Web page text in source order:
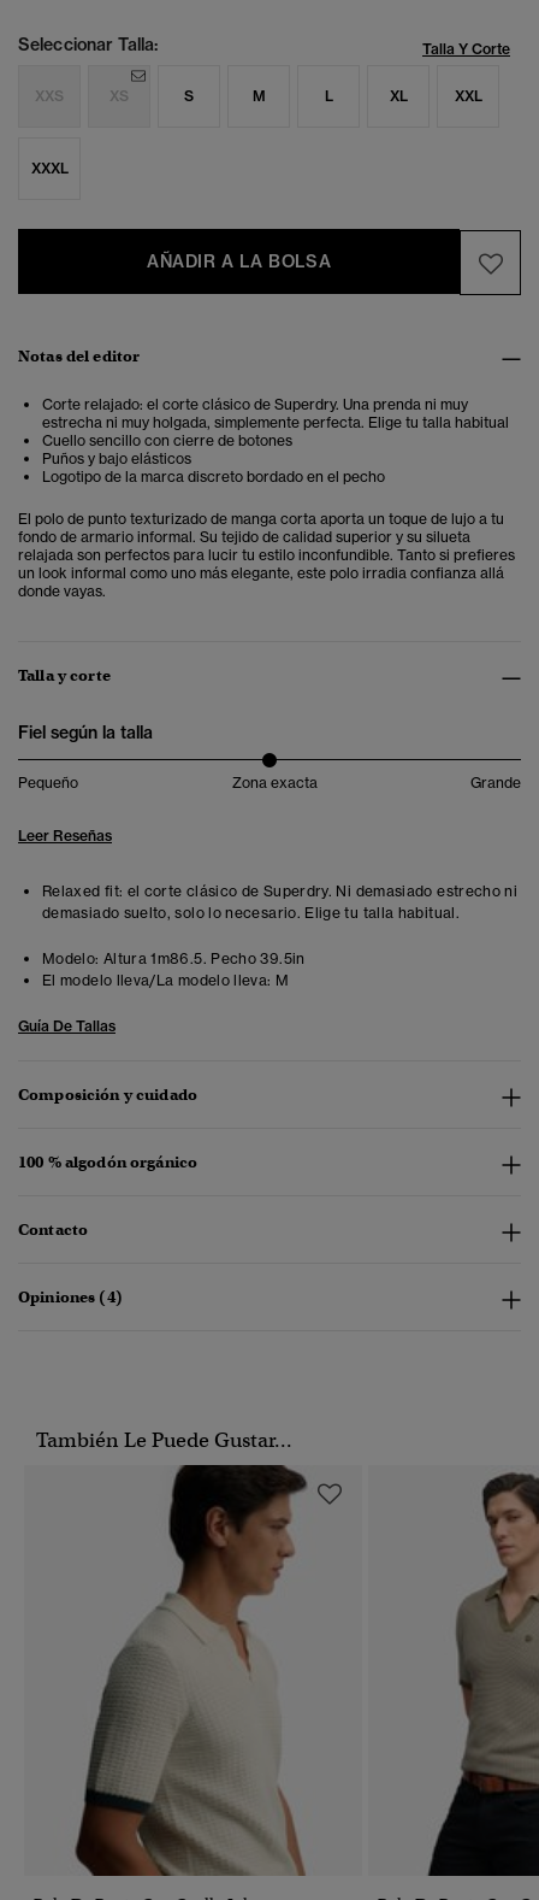
Seleccionar Talla: Talla Y Corte
XXS XS S M L XL XXL
XXXL
AÑADIR A LA BOLSA
Notas del editor
Corte relajado: el corte clásico de Superdry. Una prenda ni muy
estrecha ni muy holgada, simplemente perfecta. Elige tu talla habitual
Cuello sencillo con cierre de botones
Puños y bajo elásticos
Logotipo de la marca discreto bordado en el pecho
El polo de punto texturizado de manga corta aporta un toque de lujo a tu
fondo de armario informal. Su tejido de calidad superior y su silueta
relajada son perfectos para lucir tu estilo inconfundible. Tanto si prefieres
un look informal como uno más elegante, este polo irradia confianza allá
donde vayas.
Talla y corte
Fiel según la talla
Pequeño Zona exacta Grande
Leer Reseñas
Relaxed fit: el corte clásico de Superdry. Ni demasiado estrecho ni
demasiado suelto, solo lo necesario. Elige tu talla habitual.
Modelo: Altura 1m86.5. Pecho 39.5in
El modelo lleva/La modelo lleva: M
Guía De Tallas
Composición y cuidado
100 % algodón orgánico
Contacto
Opiniones (4)
También Le Puede Gustar...